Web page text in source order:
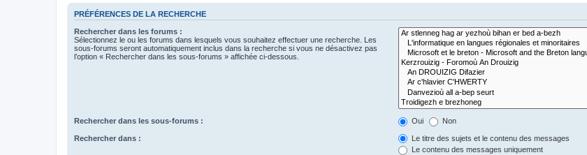
PRÉFÉRENCES DE LA RECHERCHE
Rechercher dans les forums :
Sélectionnez le ou les forums dans lesquels vous souhaitez effectuer une recherche. Les
sous-forums seront automatiquement inclus dans la recherche si vous ne désactivez pas
l’option « Rechercher dans les sous-forums » affichée ci-dessous.
Rechercher dans les sous-forums : Oui Non
Rechercher dans :
Le titre des sujets et le contenu des messages
Le contenu des messages uniquement